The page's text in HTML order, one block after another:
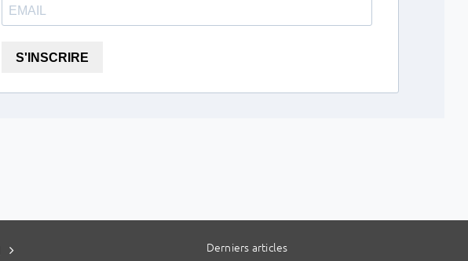
S'INSCRIRE
Derniers articles